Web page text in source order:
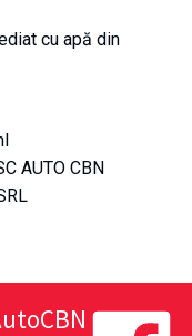
cu apă din
AUTO CBN